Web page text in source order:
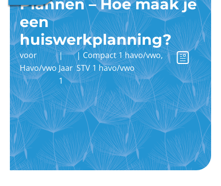
Plannen – Hoe maak je
een
huiswerkplanning?
voor
Havo/vwo
|
Jaar
1
| Compact 1 havo/vwo,
STV 1 havo/vwo